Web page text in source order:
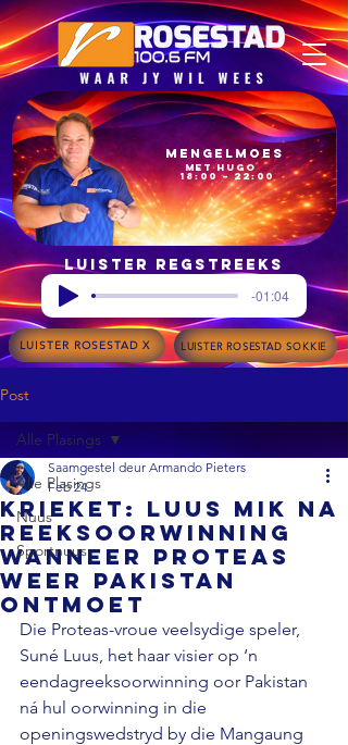
18:00 – 22:00
met Hugo
Mengelmoes
Luister regstreeks
-01:04
LUISTER ROSESTAD X LUISTER ROSESTAD SOKKIE
Post
Alle Plasings
Nuus
Sportnuus
Alle Plasings
KRIEKET: Luus mik na
reeksoorwinning
wanneer Proteas
weer Pakistan
ontmoet
Saamgestel deur Armando Pieters
Feb 24
Die Proteas-vroue veelsydige speler,
Suné Luus, het haar visier op ‘n
eendagreeksoorwinning oor Pakistan
ná hul oorwinning in die
openingswedstryd by die Mangaung